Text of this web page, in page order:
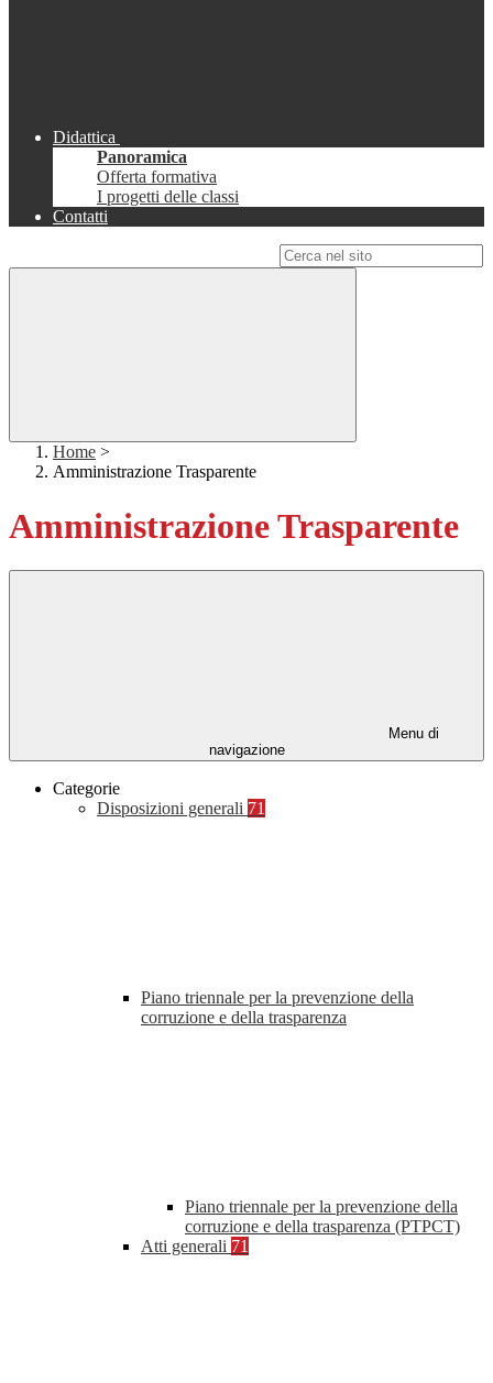
Didattica
Panoramica
Offerta formativa
I progetti delle classi
Contatti
Home >
Amministrazione Trasparente
Amministrazione Trasparente
Menu di
navigazione
Categorie
Disposizioni generali 71
Piano triennale per la prevenzione della
corruzione e della trasparenza
Piano triennale per la prevenzione della
corruzione e della trasparenza (PTPCT)
Atti generali 71